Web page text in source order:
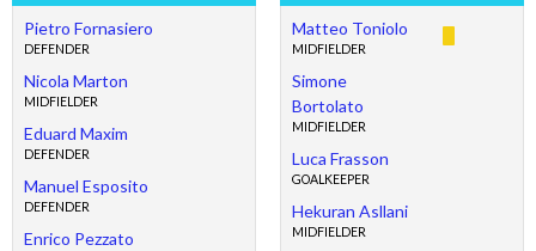
Pietro Fornasiero
DEFENDER
Nicola Marton
MIDFIELDER
Eduard Maxim
DEFENDER
Manuel Esposito
DEFENDER
Enrico Pezzato
Matteo Toniolo
MIDFIELDER
Simone
Bortolato
MIDFIELDER
Luca Frasson
GOALKEEPER
Hekuran Asllani
MIDFIELDER